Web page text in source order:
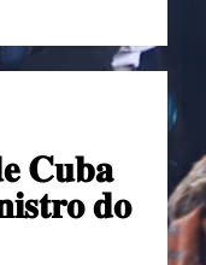
𝐂𝐮𝐛𝐚
𝐝𝐨